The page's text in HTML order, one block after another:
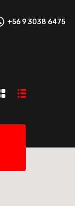
+56 9 3038 6475
+56 9 3038 6475